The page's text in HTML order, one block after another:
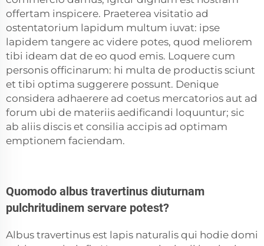
offertam inspicere. Praeterea visitatio ad
ostentatorium lapidum multum iuvat: ipse
lapidem tangere ac videre potes, quod meliorem
tibi ideam dat de eo quod emis. Loquere cum
personis officinarum: hi multa de productis sciunt
et tibi optima suggerere possunt. Denique
considera adhaerere ad coetus mercatorios aut ad
forum ubi de materiis aedificandi loquuntur; sic
ab aliis discis et consilia accipis ad optimam
emptionem faciendam.
Quomodo albus travertinus diuturnam
pulchritudinem servare potest?
Albus travertinus est lapis naturalis qui hodie domi